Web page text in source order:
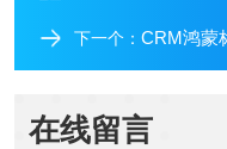
下一个： CRM鸿蒙标准
在线留言